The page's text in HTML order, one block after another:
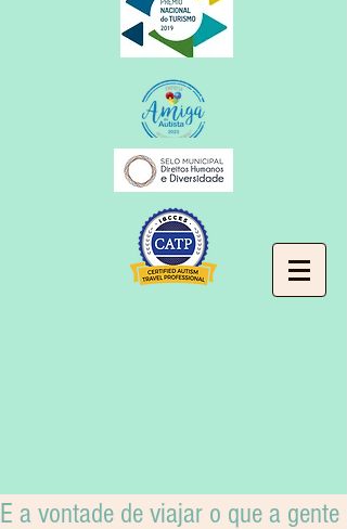
E a vontade de viajar o que a gente